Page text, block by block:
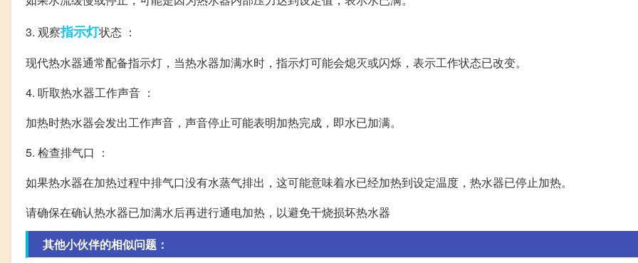
3. 观察指示灯状态 ：
现代热水器通常配备指示灯，当热水器加满水时，指示灯可能会熄灭或闪烁，表示工作状态已改变。
4. 听取热水器工作声音 ：
加热时热水器会发出工作声音，声音停止可能表明加热完成，即水已加满。
5. 检查排气口 ：
如果热水器在加热过程中排气口没有水蒸气排出，这可能意味着水已经加热到设定温度，热水器已停止加热。
请确保在确认热水器已加满水后再进行通电加热，以避免干烧损坏热水器
其他小伙伴的相似问题：